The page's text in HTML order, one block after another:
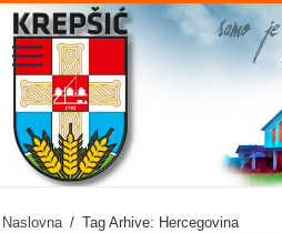
Naslovna / Tag Arhive: Hercegovina